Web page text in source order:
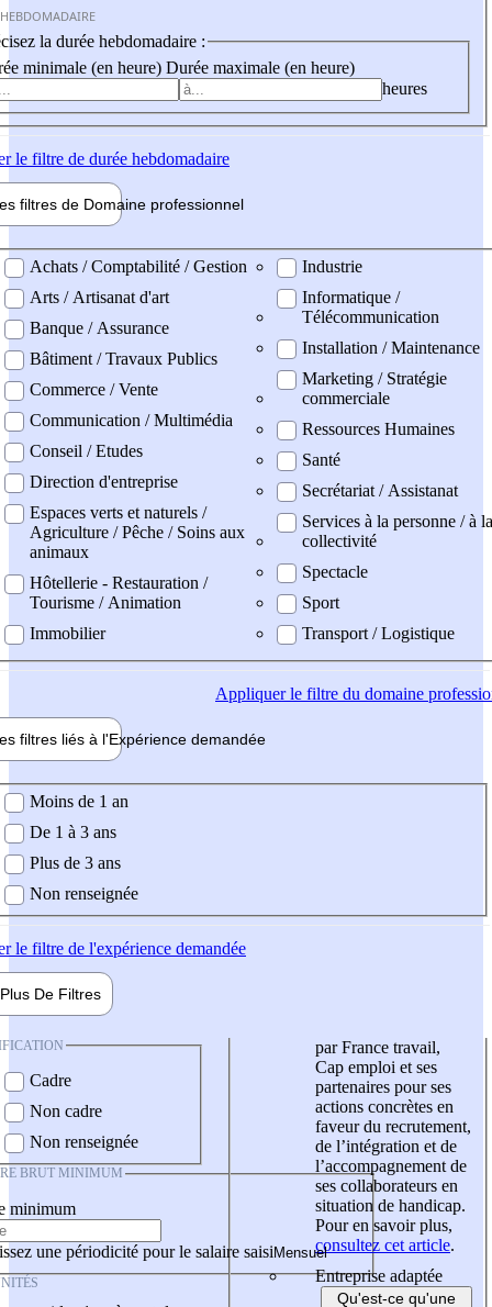
la durée hebdomadaire :
minimale (en heure) Durée maximale (en heure)
heures
le filtre de durée hebdomadaire
filtres de Domaine professionnel
professionel
Achats / Comptabilité / Gestion
Arts / Artisanat d'art
Banque / Assurance
Bâtiment / Travaux Publics
Commerce / Vente
Communication / Multimédia
Conseil / Etudes
Direction d'entreprise
Espaces verts et naturels /
Agriculture / Pêche / Soins aux
animaux
Hôtellerie - Restauration /
Tourisme / Animation
Immobilier
Industrie
Informatique /
Télécommunication
Installation / Maintenance
Marketing / Stratégie
commerciale
Ressources Humaines
Santé
Secrétariat / Assistanat
Services à la personne / à la
collectivité
Spectacle
Sport
Transport / Logistique
Appliquerle filtre du domaine
filtres liés à l'Expérience demandée
demandée
Moins de 1 an
De 1 à 3 ans
Plus de 3 ans
Non renseignée
le filtre de l'expérience demandée
Plus De Filtres
Cadre
Non cadre
Non renseignée
BRUT MINIMUM
minimum
une périodicité pour le salaire saisi
par France travail,
Cap emploi et ses
partenaires pour ses
actions concrètes en
faveur du recrutement,
de l’intégration et de
l’accompagnement de
ses collaborateurs en
situation de handicap.
Pour en savoir plus,
consultez cet article.
Entreprise adaptée
Qu'est-ce qu'une